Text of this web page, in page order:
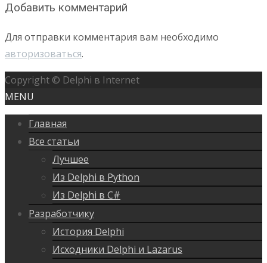
Добавить комментарий
Для отправки комментария вам необходимо
авторизоваться.
Copyright © Delphi в Internet
MENU
Главная
Все статьи
Лучшее
Из Delphi в Python
Из Delphi в C#
Разработчику
История Delphi
Исходники Delphi и Lazarus